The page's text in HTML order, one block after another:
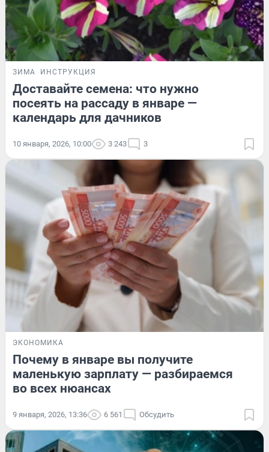
ЗИМА ИНСТРУКЦИЯ
Доставайте семена: что нужно
посеять на рассаду в январе —
календарь для дачников
10 января, 2026, 10:00 3 243 3
ЭКОНОМИКА
Почему в январе вы получите
маленькую зарплату — разбираемся
во всех нюансах
9 января, 2026, 13:36 6 561 Обсудить